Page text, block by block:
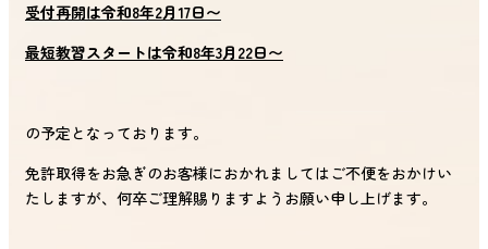
受付再開は令和8年2月17日〜
最短教習スタートは令和8年3月22日〜
の予定となっております。
免許取得をお急ぎのお客様におかれましてはご不便をおかけい
たしますが、何卒ご理解賜りますようお願い申し上げます。